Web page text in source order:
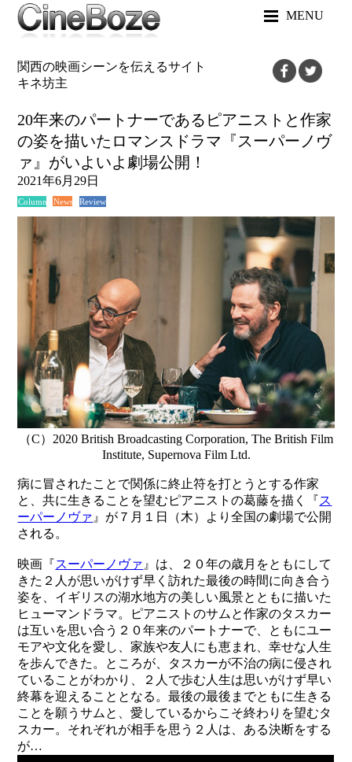
MENU
関西の映画シーンを伝えるサイト
キネ坊主
20年来のパートナーであるピアニストと作家
の姿を描いたロマンスドラマ『スーパーノヴ
ァ』がいよいよ劇場公開！
2021年6月29日
Column News Review
（C）2020 British Broadcasting Corporation, The British Film
Institute, Supernova Film Ltd.
病に冒されたことで関係に終止符を打とうとする作家
と、共に生きることを望むピアニストの葛藤を描く『ス
ーパーノヴァ 』が７月１日（木）より全国の劇場で公開
される。
映画『スーパーノヴァ 』は、２０年の歳月をともにして
きた２人が思いがけず早く訪れた最後の時間に向き合う
姿を、イギリスの湖水地方の美しい風景とともに描いた
ヒューマンドラマ。ピアニストのサムと作家のタスカー
は互いを思い合う２０年来のパートナーで、ともにユー
モアや文化を愛し、家族や友人にも恵まれ、幸せな人生
を歩んできた。ところが、タスカーが不治の病に侵され
ていることがわかり、２人で歩む人生は思いがけず早い
終幕を迎えることとなる。最後の最後までともに生きる
ことを願うサムと、愛しているからこそ終わりを望むタ
スカー。それぞれが相手を思う２人は、ある決断をする
が…